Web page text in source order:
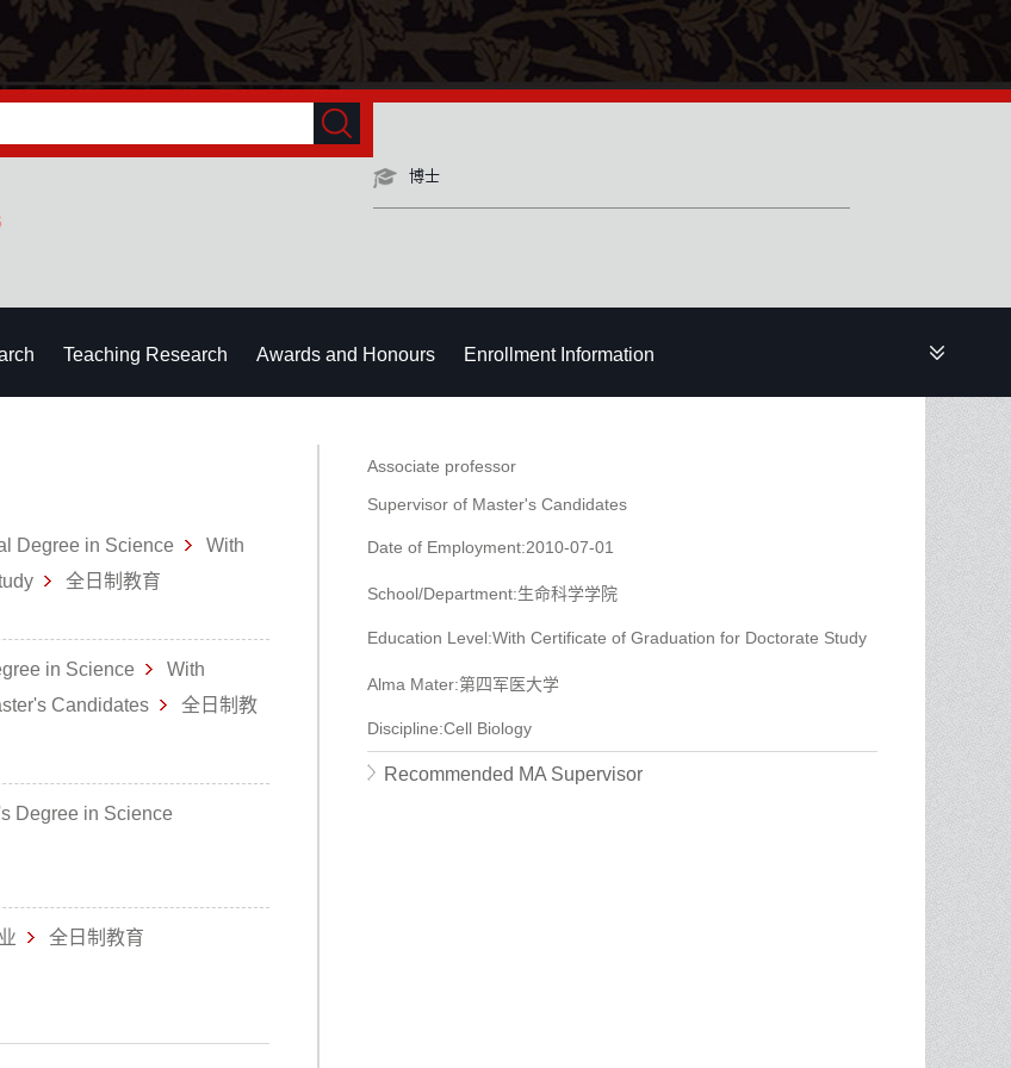
博士
Teaching Research Awards and Honours Enrollment Information
Degree in Science
With
全日制教育
in Science
With
Candidates
全日制教
Degree in Science
全日制教育
Associate professor
Supervisor of Master's Candidates
Date of Employment:2010-07-01
School/Department:生命科学学院
Education Level:With Certificate of Graduation for Doctorate Study
Alma Mater:第四军医大学
Discipline:Cell Biology
Recommended MA Supervisor